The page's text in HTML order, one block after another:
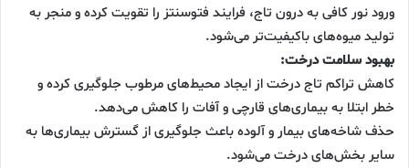
ورود نور کافی به درون تاج، فرایند فتوسنتز را تقویت کرده و منجر به
تولید میوه‌های باکیفیت‌تر می‌شود.
بهبود سلامت درخت:
کاهش تراکم تاج درخت از ایجاد محیط‌های مرطوب جلوگیری کرده و
خطر ابتلا به بیماری‌های قارچی و آفات را کاهش می‌دهد.
حذف شاخه‌های بیمار و آلوده باعث جلوگیری از گسترش بیماری‌ها به
سایر بخش‌های درخت می‌شود.